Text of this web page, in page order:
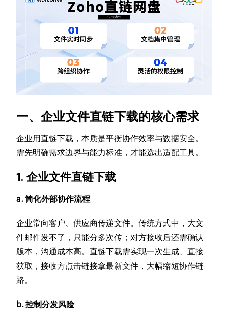
一、企业文件直链下载的核心需求
企业用直链下载，本质是平衡协作效率与数据安全。
需先明确需求边界与能力标准，才能选出适配工具。
1. 企业文件直链下载
a. 简化外部协作流程
企业常向客户、供应商传递文件。传统方式中，大文
件邮件发不了，只能分多次传；对方接收后还需确认
版本，沟通成本高。直链下载需实现一次生成、直接
获取，接收方点击链接拿最新文件，大幅缩短协作链
路。
b. 控制分发风险